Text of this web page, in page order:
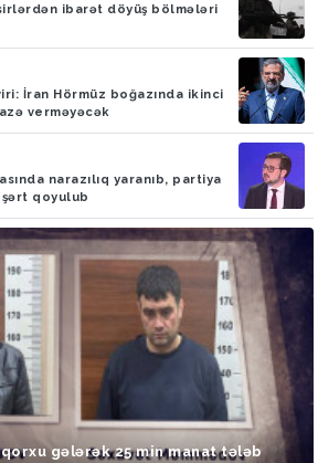
ibarət döyüş bölmələri
İran Hörmüz boğazında ikinci
verməyəcək
narazılıq yaranıb, partiya
şərt qoyulub
qorxu gələrək 25 min manat tələb